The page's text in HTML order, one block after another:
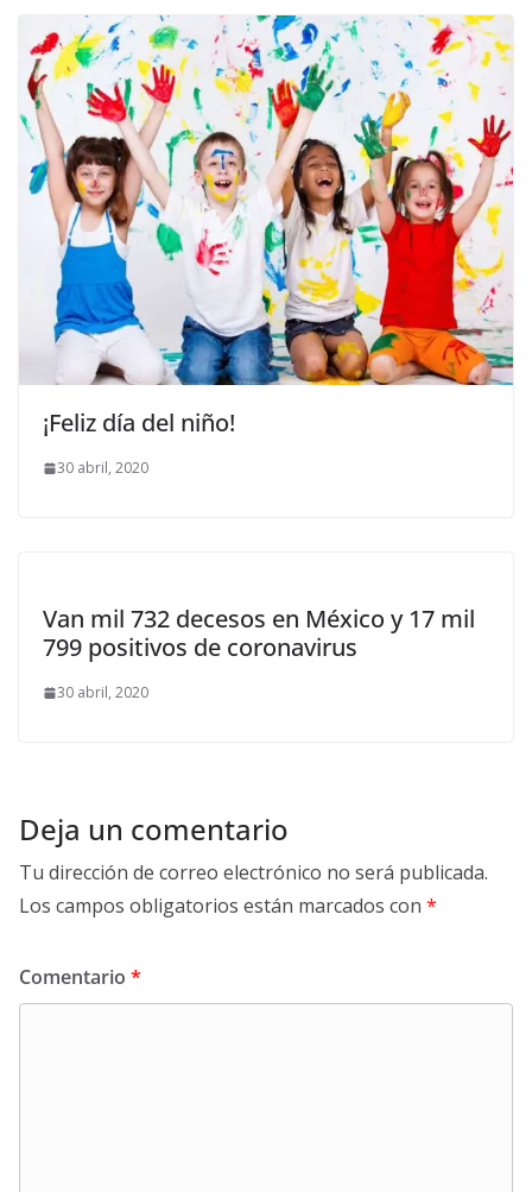
¡Feliz día del niño!
30 abril, 2020
Van mil 732 decesos en México y 17 mil
799 positivos de coronavirus
30 abril, 2020
Deja un comentario
Tu dirección de correo electrónico no será publicada.
Los campos obligatorios están marcados con *
Comentario *